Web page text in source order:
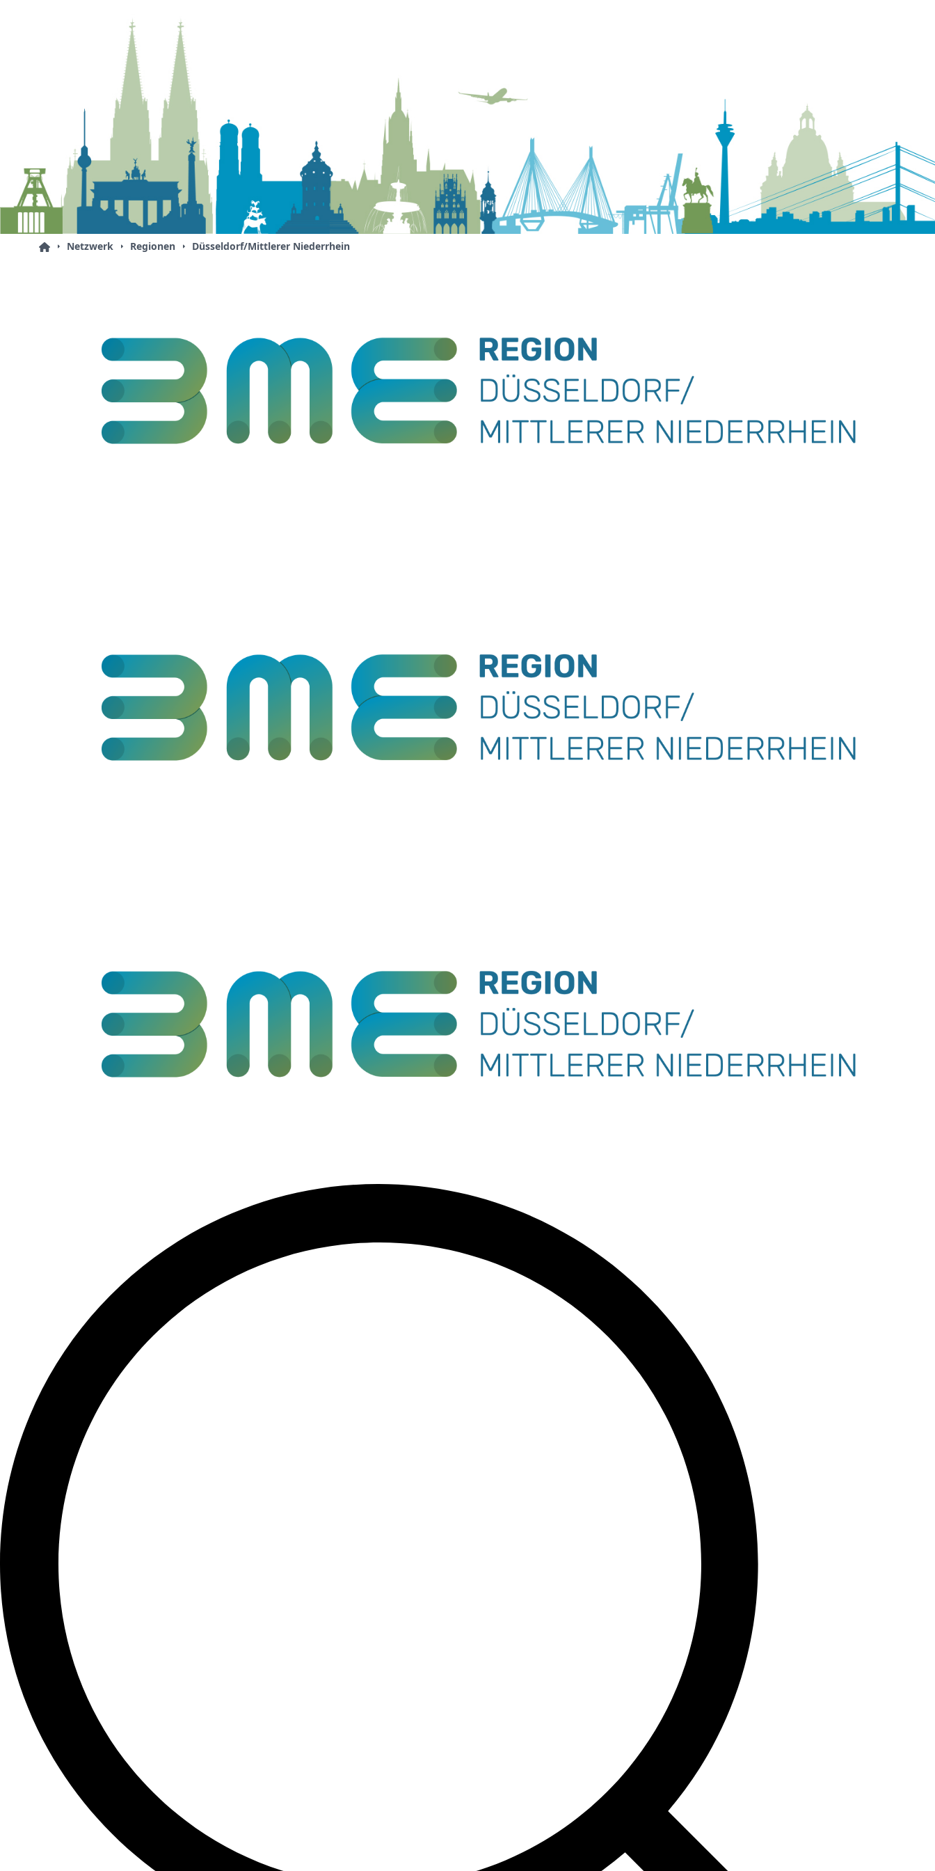
Netzwerk Regionen Düsseldorf/Mittlerer Niederrhein